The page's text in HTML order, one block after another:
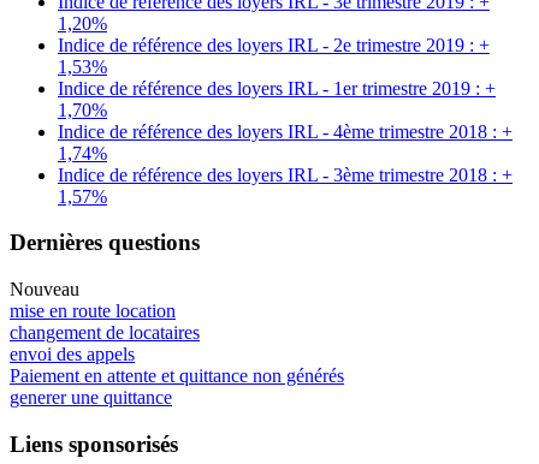
1,20%
Indice de référence des loyers IRL - 2e trimestre 2019 : +
1,53%
Indice de référence des loyers IRL - 1er trimestre 2019 : +
1,70%
Indice de référence des loyers IRL - 4ème trimestre 2018 : +
1,74%
Indice de référence des loyers IRL - 3ème trimestre 2018 : +
1,57%
Dernières questions
Nouveau
mise en route location
changement de locataires
envoi des appels
Paiement en attente et quittance non générés
generer une quittance
Liens sponsorisés